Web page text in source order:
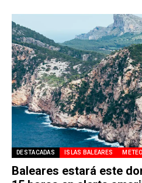
DESTACADAS ISLAS BALEARES
Baleares estará este